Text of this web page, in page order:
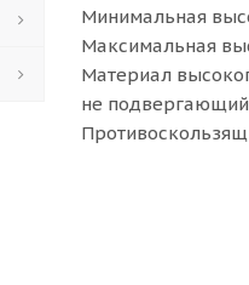
Минимальная
Максимальная
Материал
не